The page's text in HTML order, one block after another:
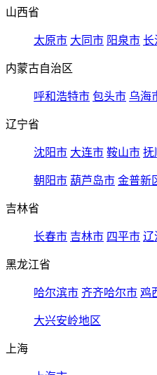
山西省
太原市 大同市 阳泉市 长
内蒙古自治区
呼和浩特市 包头市 乌海
辽宁省
沈阳市 大连市 鞍山市 抚
朝阳市 葫芦岛市 金普新
吉林省
长春市 吉林市 四平市 辽
黑龙江省
哈尔滨市 齐齐哈尔市 鸡
大兴安岭地区
上海